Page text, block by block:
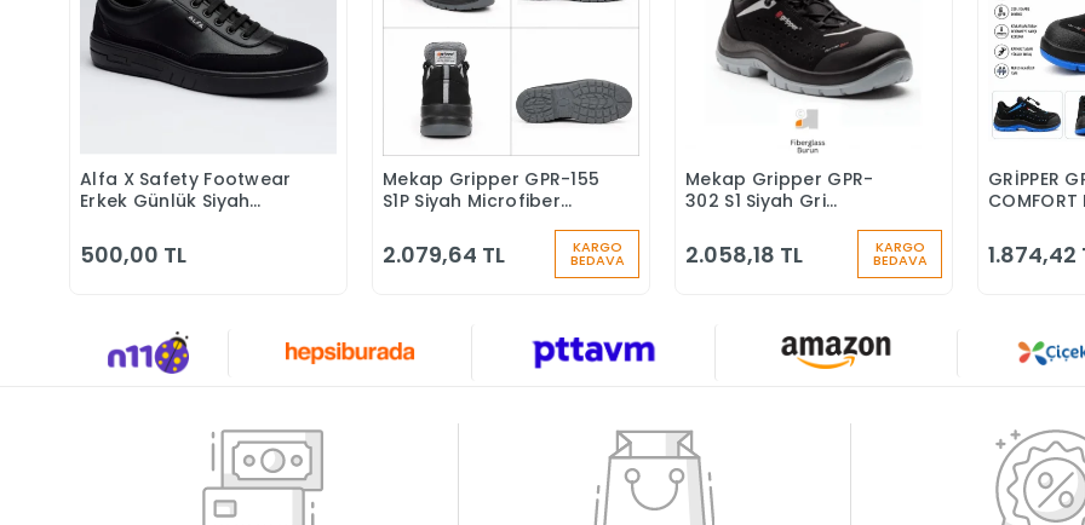
Sepete Ekle
Alfa X Safety Footwear
Erkek Günlük Siyah
500,00 TL
Sepete Ekle
Mekap Gripper GPR-155
S1P Siyah Microfiber
Ayakkabısı
2.079,64 TL KARGO
BEDAVA
Sepete Ekle
Mekap Gripper GPR-
302 S1 Siyah Gri
Ayakkabısı
2.058,18 TL KARGO
BEDAVA
GRİPPER
COMFORT
1.874,42